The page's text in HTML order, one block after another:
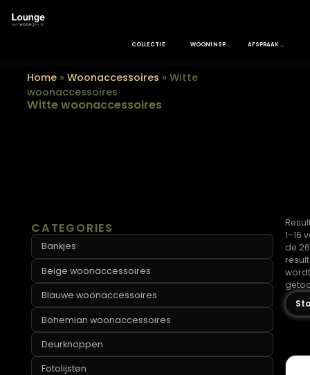
Home »Woonaccessoires»Witte
woonaccessoires
CATEGORIES
Bankjes
Beige woonaccessoires
Bohemian woonaccessoires